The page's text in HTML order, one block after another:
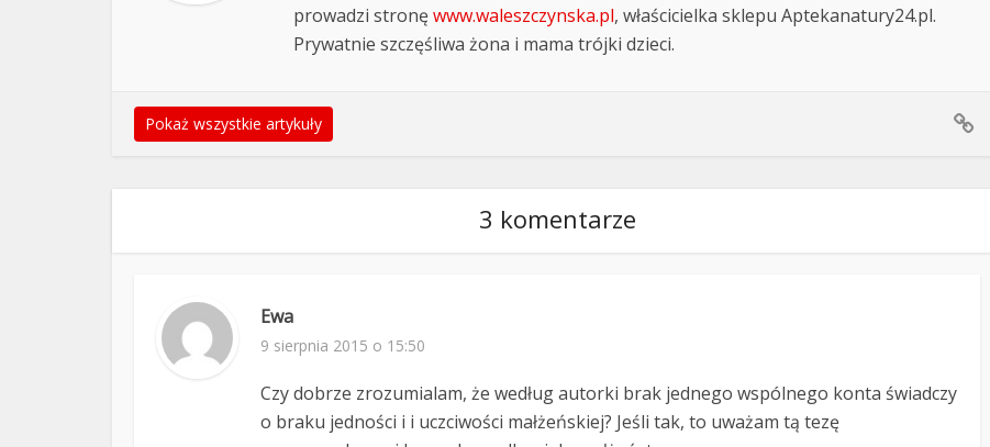
prowadzi stronęwww.waleszczynska.pl, właścicielka sklepu Aptekanatury24.pl.
Prywatnie szczęśliwa żona i mama trójki dzieci.
Pokaż wszystkie artykuły
3 komentarze
Ewa
9 sierpnia 2015 o 15:50
Czy dobrze zrozumialam, że według autorki brak jednego wspólnego konta świadczy
o braku jedności i i uczciwości małżeńskiej? Jeśli tak, to uważam tą tezę